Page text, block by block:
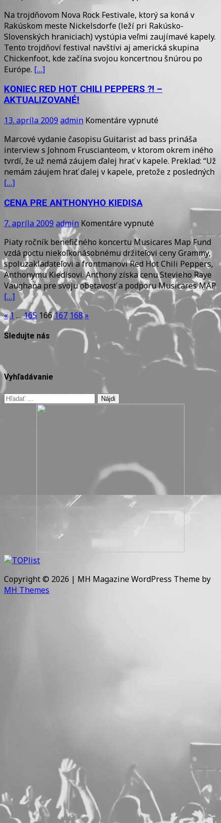
SA
NA
CHADA
SMITHA
Na trojdňovom Nova Rock Festivale, ktorý sa koná v
Rakúskom meste Nickelsdorfe (leží pri Rakúsko-
Slovenských hraniciach) vystúpia veľmi zaujímavé kapely.
Tento trojdňoví festival navštívi aj americká skupina
Chickenfoot, kde začína svojou koncertnou šnúrou po
Európe. […]
KONIEC RED HOT CHILI PEPPERS ?! –
AKTUALIZOVANÉ!
13. apríla 2009 admin Komentáre vypnuténa
RED
HOT
CHILI
PEPPERS
Marcové vydanie časopisu Guitarist ad bass prináša
interview s Johnom Fruscianteom, v ktorom okrem iného
tvrdí, že už nemá záujem ďalej hrať v kapele. Preklad: “Už
nemám záujem hrať ďalej v kapele, pretože z posledných
[…]
CENA PRE ANTHONYHO KIEDISA
7. apríla 2009 admin Komentáre vypnuténa
PRE
ANTHONYHO
KIEDISA
Piaty ročník benefičného koncertu Musicares Map Fund
vzdá poctu niekoľkonásobnému držiteľovi ceny Grammy,
spoluzakladateľovi a frontmanovi Red Hot Chili Peppers,
Anthonymu Kiedisovi. Anthony získa cenu Stevieho Raye
Vaughana pre svoju obetavosť a podporu Musicares MAP
[…]
Stránkovanie
príspevkov
«1 …165 166167 168»
Sledujte nás
Vyhľadávanie
Hľadať:
Copyright © 2026 | MH Magazine WordPress Theme by
MH Themes